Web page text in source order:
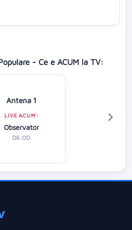
- Ce e ACUM la TV:
Antena 1
LIVE ACUM:
Observator
06:00